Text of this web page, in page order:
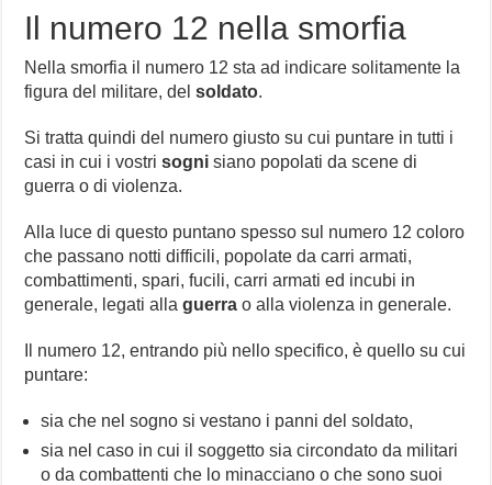
Il numero 12 nella smorfia
Nella smorfia il numero 12 sta ad indicare solitamente la
figura del militare, delsoldato.
Si tratta quindi del numero giusto su cui puntare in tutti i
casi in cui i vostrisogni siano popolati da scene di
guerra o di violenza.
Alla luce di questo puntano spesso sul numero 12 coloro
che passano notti difficili, popolate da carri armati,
combattimenti, spari, fucili, carri armati ed incubi in
generale, legati allaguerra o alla violenza in generale.
Il numero 12, entrando più nello specifico, è quello su cui
puntare:
sia che nel sogno si vestano i panni del soldato,
sia nel caso in cui il soggetto sia circondato da militari
o da combattenti che lo minacciano o che sono suoi